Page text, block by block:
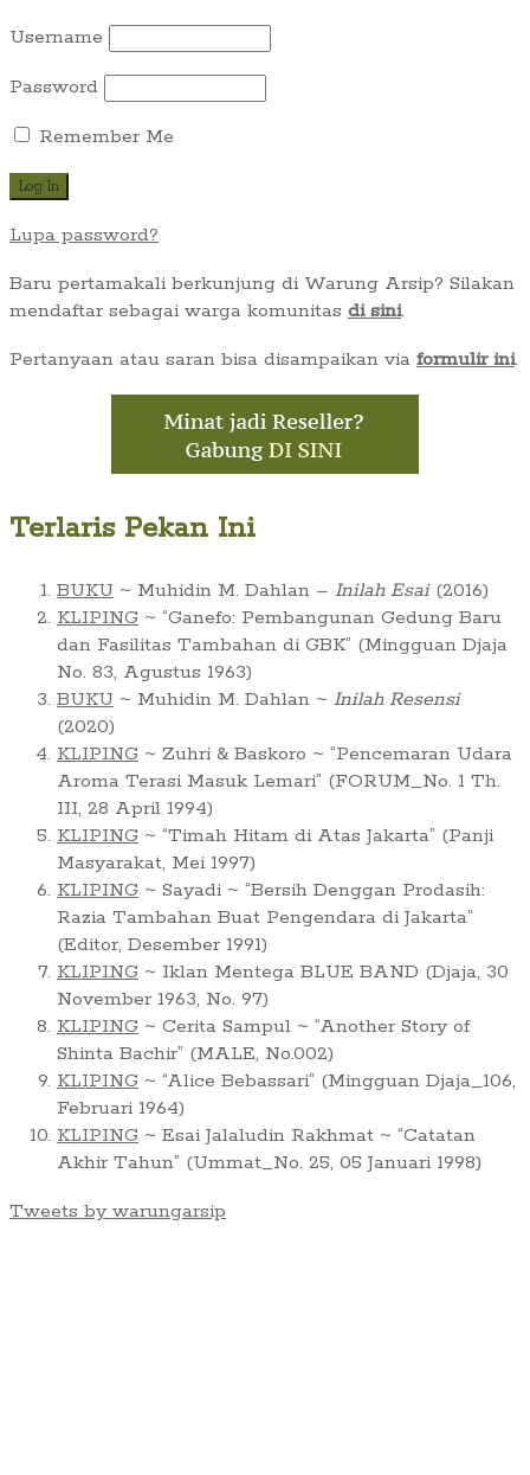
Username
Password
Remember Me
Lupa password?
Baru pertamakali berkunjung di Warung Arsip? Silakan
mendaftar sebagai warga komunitas di sini.
Pertanyaan atau saran bisa disampaikan via formulir ini.
Terlaris Pekan Ini
BUKU ~ Muhidin M. Dahlan – Inilah Esai(2016)
KLIPING ~ “Ganefo: Pembangunan Gedung Baru
dan Fasilitas Tambahan di GBK” (Mingguan Djaja
No. 83, Agustus 1963)
BUKU ~ Muhidin M. Dahlan ~ Inilah Resensi
(2020)
KLIPING ~ Zuhri & Baskoro ~ “Pencemaran Udara
Aroma Terasi Masuk Lemari” (FORUM_No. 1 Th.
III, 28 April 1994)
KLIPING ~ “Timah Hitam di Atas Jakarta” (Panji
Masyarakat, Mei 1997)
KLIPING ~ Sayadi ~ “Bersih Denggan Prodasih:
Razia Tambahan Buat Pengendara di Jakarta”
(Editor, Desember 1991)
KLIPING ~ Iklan Mentega BLUE BAND (Djaja, 30
November 1963, No. 97)
KLIPING ~ Cerita Sampul ~ “Another Story of
Shinta Bachir” (MALE, No.002)
KLIPING ~ “Alice Bebassari” (Mingguan Djaja_106,
Februari 1964)
KLIPING ~ Esai Jalaludin Rakhmat ~ “Catatan
Akhir Tahun” (Ummat_No. 25, 05 Januari 1998)
Tweets by warungarsip